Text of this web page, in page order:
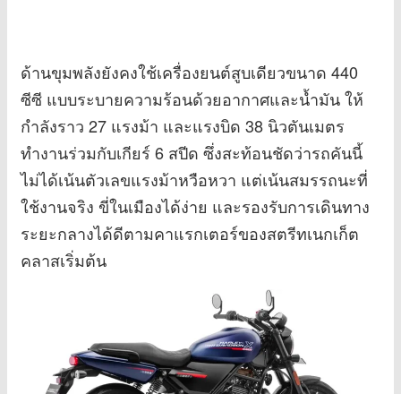
ด้านขุมพลังยังคงใช้เครื่องยนต์สูบเดียวขนาด 440
ซีซี แบบระบายความร้อนด้วยอากาศและน้ำมัน ให้
กำลังราว 27 แรงม้า และแรงบิด 38 นิวตันเมตร
ทำงานร่วมกับเกียร์ 6 สปีด ซึ่งสะท้อนชัดว่ารถคันนี้
ไม่ได้เน้นตัวเลขแรงม้าหวือหวา แต่เน้นสมรรถนะที่
ใช้งานจริง ขี่ในเมืองได้ง่าย และรองรับการเดินทาง
ระยะกลางได้ดีตามคาแรกเตอร์ของสตรีทเนกเก็ต
คลาสเริ่มต้น